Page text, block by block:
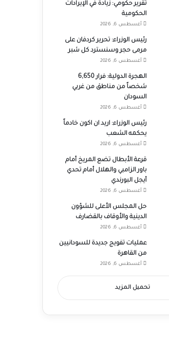
تقرير حكومي: زيادة في الإيرادات
الحكومية
أغسطس 6, 2026
رئيس الوزراء: تحرير كردفان على
مرمى حجر وسنسترد كل شبر
أغسطس 6, 2026
الهجرة الدولية: فرار 6,650
شخصاً من مناطق من غربي
السودان
أغسطس 6, 2026
رئيس الوزراء: اريد ان اكون خادماً
يحكمه الشعب
أغسطس 6, 2026
قرعة الأبطال تضع المريخ أمام
باور الزامبي والهلال أمام تحدي
أيجل البورندي
أغسطس 6, 2026
حل المجلس الأعلى للشؤون
الدينية والأوقاف بالقضارف
أغسطس 6, 2026
عمليات تفويج جديدة للسودانيين
من القاهرة
أغسطس 6, 2026
تحميل المزيد